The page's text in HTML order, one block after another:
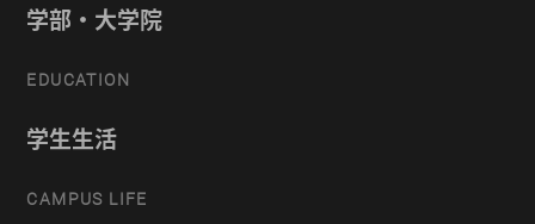
学部・大学院
EDUCATION
学生生活
CAMPUS LIFE